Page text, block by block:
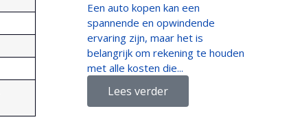
Een auto kopen kan een
spannende en opwindende
ervaring zijn, maar het is
belangrijk om rekening te houden
met alle kosten die...
Lees verder